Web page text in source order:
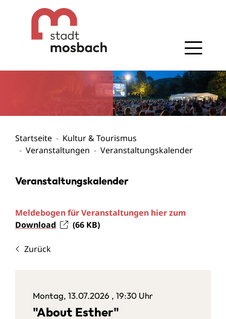
Gehe zum Navigationsbereich
Gehe zum Inhalt
Startseite
Kultur & Tourismus
Veranstaltungen
Veranstaltungskalender
Veranstaltungskalender
Meldebogen für Veranstaltungen hier zum
Download
(66 KB)
Zurück
Montag, 13.07.2026 , 19:30 Uhr
"About Esther"